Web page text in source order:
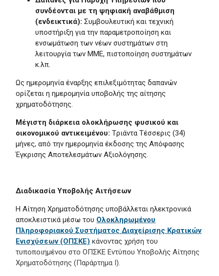
συνδέονται με τη ψηφιακή αναβάθμιση
(ενδεικτικά): Συμβουλευτική και τεχνική
υποστήριξη για την παραμετροποίηση και
ενσωμάτωση των νέων συστημάτων στη
λειτουργία των ΜΜΕ, πιστοποίηση συστημάτων
κ.λπ.
Ως ημερομηνία έναρξης επιλεξιμότητας δαπανών
ορίζεται η ημερομηνία υποβολής της αίτησης
χρηματοδότησης.
Μέγιστη διάρκεια ολοκλήρωσης φυσικού και
οικονομικού αντικειμένου: Tριάντα Tέσσερις (34)
μήνες, από την ημερομηνία έκδοσης της Απόφασης
Έγκρισης Αποτελεσμάτων Αξιολόγησης.
Διαδικασία Υποβολής Αιτήσεων
Η Αίτηση Χρηματοδότησης υποβάλλεται ηλεκτρονικά
αποκλειστικά μέσω του Ολοκληρωμένου
Πληροφοριακού Συστήματος Διαχείρισης Κρατικών
Ενισχύσεων (ΟΠΣΚΕ) κάνοντας χρήση του
τυποποιημένου στο ΟΠΣΚΕ Εντύπου Υποβολής Αίτησης
Χρηματοδότησης (Παράρτημα Ι).